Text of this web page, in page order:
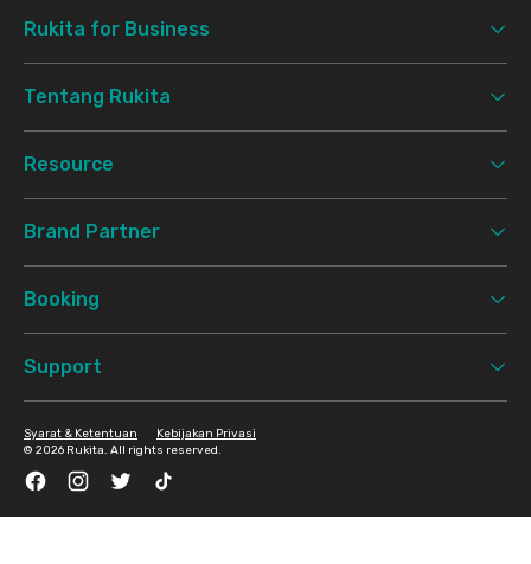
Rukita for Business
Tentang Rukita
Resource
Brand Partner
Booking
Support
© 2026 Rukita. All rights reserved.
Syarat & Ketentuan Kebijakan Privasi
FacebookInstagramTwitter TikTok